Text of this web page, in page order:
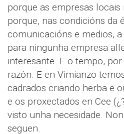
porque as empresas
porque, nas condicións da
comunicacións e medios,
para ningunha empresa
interesante. E o tempo,
razón. E en Vimianzo
cadrados criando herba e
e os proxectados en Cee
visto unha necesidade.
seguen.